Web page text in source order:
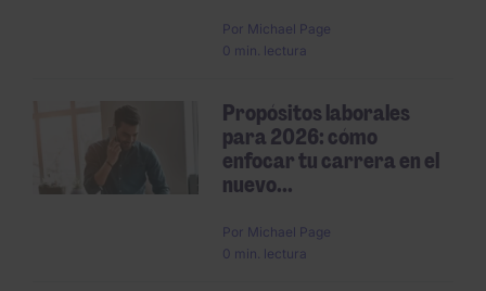
Por Michael Page
0 min. lectura
Propósitos laborales
para 2026: cómo
enfocar tu carrera en el
nuevo...
Por Michael Page
0 min. lectura